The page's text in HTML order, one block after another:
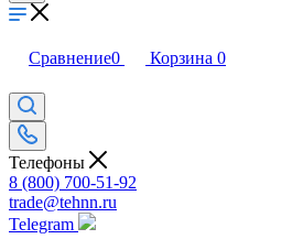
Сравнение0 Корзина 0
Телефоны
8 (800) 700-51-92
trade@tehnn.ru
Telegram